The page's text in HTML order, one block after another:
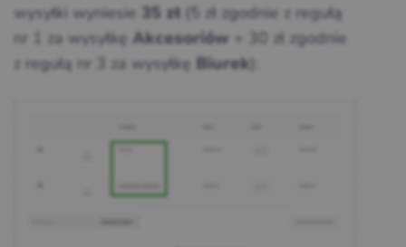
wysyłki wyniesie
35 zł
(5 zł zgodnie z regułą
nr 1 za wysyłkę Akcesoriów + 30 zł zgodnie
z regułą nr 3 za wysyłkę
Biurek